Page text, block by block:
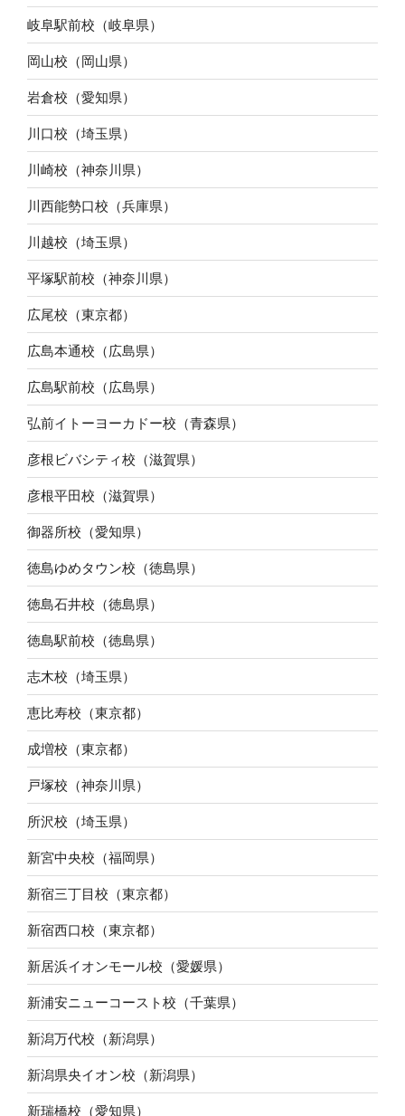
岐阜駅前校（岐阜県）
岡山校（岡山県）
岩倉校（愛知県）
川口校（埼玉県）
川崎校（神奈川県）
川西能勢口校（兵庫県）
川越校（埼玉県）
平塚駅前校（神奈川県）
広尾校（東京都）
広島本通校（広島県）
広島駅前校（広島県）
弘前イトーヨーカドー校（青森県）
彦根ビバシティ校（滋賀県）
彦根平田校（滋賀県）
御器所校（愛知県）
徳島ゆめタウン校（徳島県）
徳島石井校（徳島県）
徳島駅前校（徳島県）
志木校（埼玉県）
恵比寿校（東京都）
成増校（東京都）
戸塚校（神奈川県）
所沢校（埼玉県）
新宮中央校（福岡県）
新宿三丁目校（東京都）
新宿西口校（東京都）
新居浜イオンモール校（愛媛県）
新浦安ニューコースト校（千葉県）
新潟万代校（新潟県）
新潟県央イオン校（新潟県）
新瑞橋校（愛知県）